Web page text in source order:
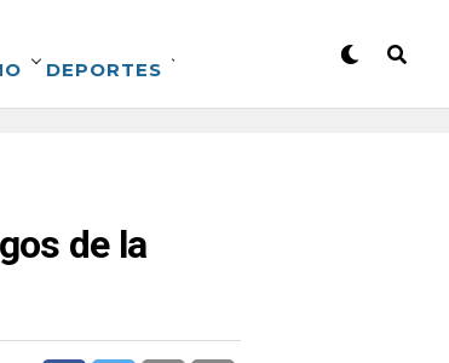
DEPORTES
de la